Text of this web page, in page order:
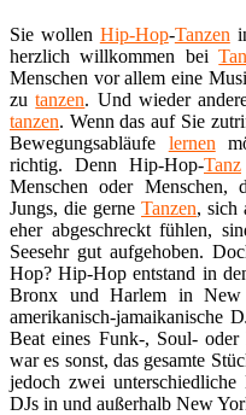
Sie wollen Hip-Hop-Tanzen
herzlich willkommen bei
Menschen vor allem eine
zutanzen. Und wieder
tanzen. Wenn das auf Sie
Bewegungsabläufe lernen
richtig. Denn Hip-Hop-Tanz
Menschen oder
Jungs, die gerne Tanzen, sich
eher abgeschreckt fühlen,
Seesehr gut aufgehoben.
Hop? Hip-Hop entstand in
Bronx und Harlem in
amerikanisch-jamaikanische
Beat eines Funk-, Soul-
war es sonst, das gesamte
jedoch zwei
DJs in und außerhalb New